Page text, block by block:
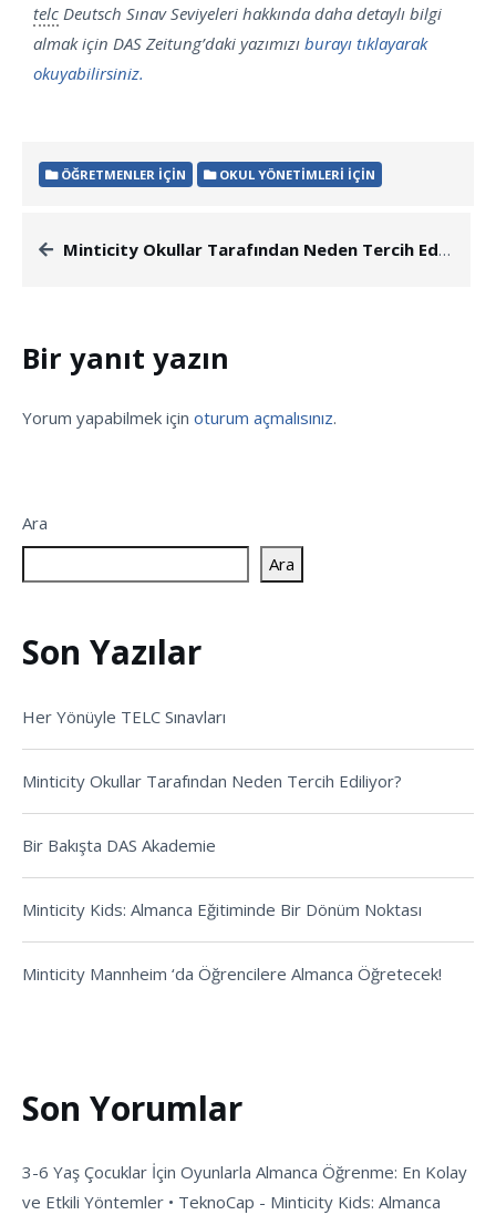
telc Deutsch Sınav Seviyeleri hakkında daha detaylı bilgi
almak için DAS Zeitung’daki yazımızı burayı tıklayarak
okuyabilirsiniz.
ÖĞRETMENLER İÇIN OKUL YÖNETIMLERI İÇIN
Minticity Okullar Tarafından Neden Tercih Ediliyor?
Bir yanıt yazın
Yorum yapabilmek için oturum açmalısınız.
Ara
Ara
Son Yazılar
Her Yönüyle TELC Sınavları
Minticity Okullar Tarafından Neden Tercih Ediliyor?
Bir Bakışta DAS Akademie
Minticity Kids: Almanca Eğitiminde Bir Dönüm Noktası
Minticity Mannheim ‘da Öğrencilere Almanca Öğretecek!
Son Yorumlar
3-6 Yaş Çocuklar İçin Oyunlarla Almanca Öğrenme: En Kolay
ve Etkili Yöntemler • TeknoCap - Minticity Kids: Almanca